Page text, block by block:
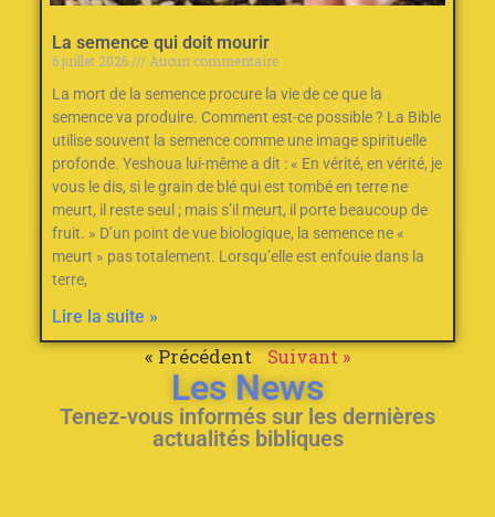
La semence qui doit mourir
6 juillet 2026
Aucun commentaire
La mort de la semence procure la vie de ce que la
semence va produire. Comment est-ce possible ? La Bible
utilise souvent la semence comme une image spirituelle
profonde. Yeshoua lui-même a dit : « En vérité, en vérité, je
vous le dis, si le grain de blé qui est tombé en terre ne
meurt, il reste seul ; mais s’il meurt, il porte beaucoup de
fruit. » D’un point de vue biologique, la semence ne «
meurt » pas totalement. Lorsqu’elle est enfouie dans la
terre,
Lire la suite »
« Précédent Suivant »
Les News
Tenez-vous informés sur les dernières
actualités bibliques